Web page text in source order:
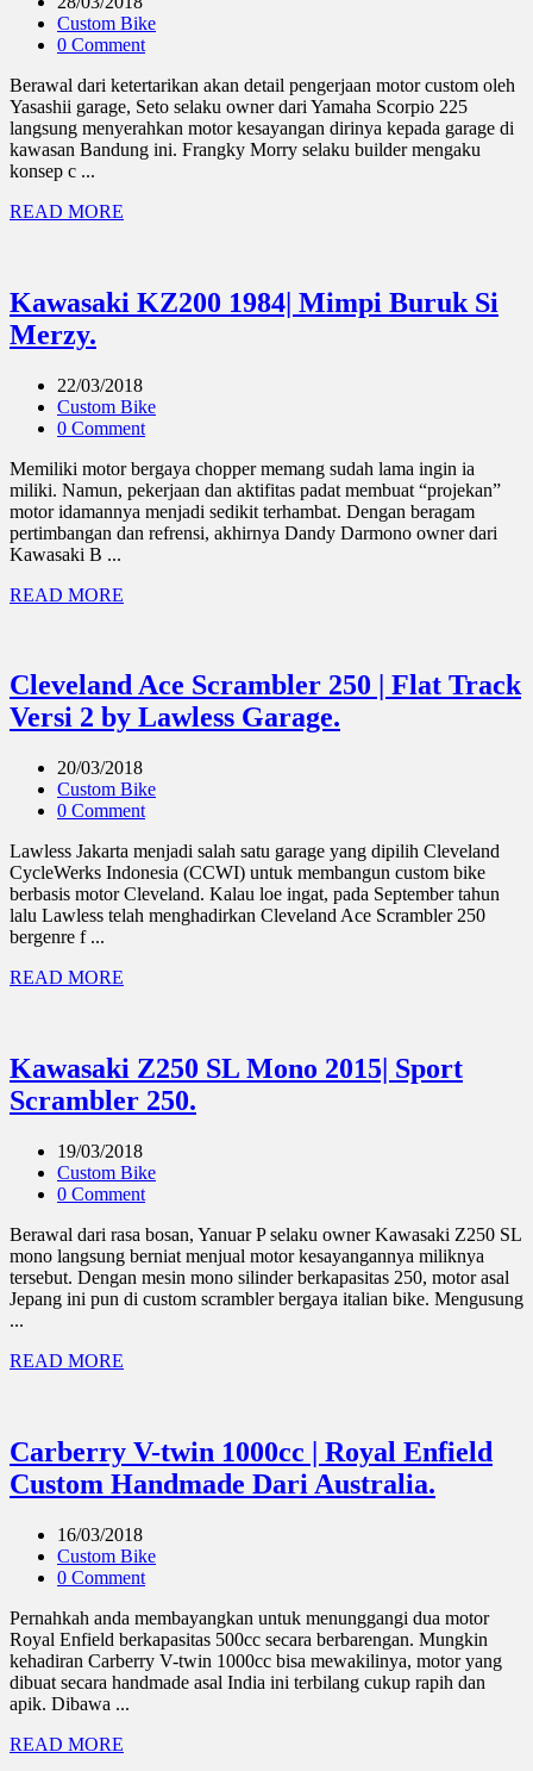
Custom Bike
0 Comment
Berawal dari ketertarikan akan detail pengerjaan motor custom oleh
Yasashii garage, Seto selaku owner dari Yamaha Scorpio 225
langsung menyerahkan motor kesayangan dirinya kepada garage di
kawasan Bandung ini. Frangky Morry selaku builder mengaku
konsep c ...
READ MORE
Kawasaki KZ200 1984| Mimpi Buruk Si
Merzy.
22/03/2018
Custom Bike
0 Comment
Memiliki motor bergaya chopper memang sudah lama ingin ia
miliki. Namun, pekerjaan dan aktifitas padat membuat “projekan”
motor idamannya menjadi sedikit terhambat. Dengan beragam
pertimbangan dan refrensi, akhirnya Dandy Darmono owner dari
Kawasaki B ...
READ MORE
Cleveland Ace Scrambler 250 | Flat Track
Versi 2 by Lawless Garage.
20/03/2018
Custom Bike
0 Comment
Lawless Jakarta menjadi salah satu garage yang dipilih Cleveland
CycleWerks Indonesia (CCWI) untuk membangun custom bike
berbasis motor Cleveland. Kalau loe ingat, pada September tahun
lalu Lawless telah menghadirkan Cleveland Ace Scrambler 250
bergenre f ...
READ MORE
Kawasaki Z250 SL Mono 2015| Sport
Scrambler 250.
19/03/2018
Custom Bike
0 Comment
Berawal dari rasa bosan, Yanuar P selaku owner Kawasaki Z250 SL
mono langsung berniat menjual motor kesayangannya miliknya
tersebut. Dengan mesin mono silinder berkapasitas 250, motor asal
Jepang ini pun di custom scrambler bergaya italian bike. Mengusung
...
READ MORE
Carberry V-twin 1000cc | Royal Enfield
Custom Handmade Dari Australia.
16/03/2018
Custom Bike
0 Comment
Pernahkah anda membayangkan untuk menunggangi dua motor
Royal Enfield berkapasitas 500cc secara berbarengan. Mungkin
kehadiran Carberry V-twin 1000cc bisa mewakilinya, motor yang
dibuat secara handmade asal India ini terbilang cukup rapih dan
apik. Dibawa ...
READ MORE